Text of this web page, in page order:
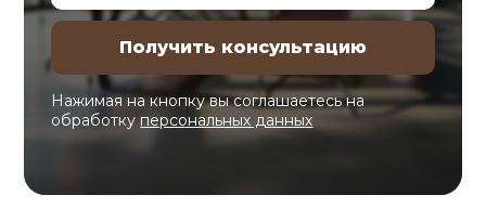
Нажимая на кнопку вы соглашаетесь на
обработкуперсональных данных